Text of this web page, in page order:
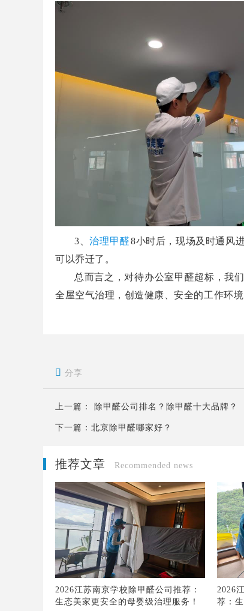
3 、治理甲醛8小时后，现场及时通风
可以乔迁了。
总而言之，对待办公室甲醛超标，我
全屋空气治理，创造健康、安全的工作环境
 分享
上一篇： 除甲醛公司排名？除甲醛十大品牌？
下一篇： 北京除甲醛哪家好？
推荐文章 Recommended news
2026江苏南京学校除甲醛公司推荐：
生态美家更安全的母婴级治理服务！
2026
荐：